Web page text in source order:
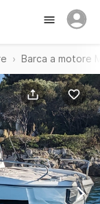
Barca a motore